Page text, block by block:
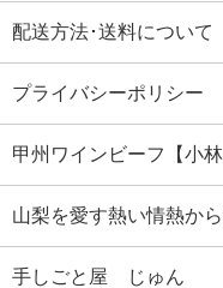
配送方法･送料について
プライバシーポリシー
甲州ワインビーフ【小
山梨を愛す熱い情熱か
手しごと屋 じゅん